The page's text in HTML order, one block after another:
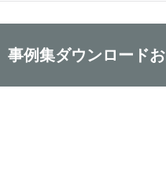
事例集ダウンロード